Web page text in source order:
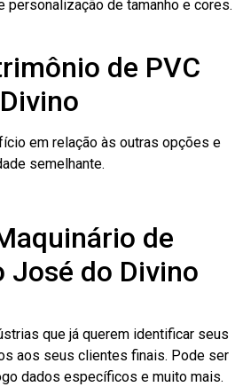
de tamanho e cores.
de PVC
em relação às outras opções e
semelhante.
de
José do Divino
que já querem identificar seus
aos seus clientes finais. Pode ser
dados específicos e muito mais.